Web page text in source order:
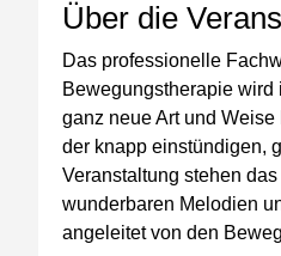
Über die
Das professionelle
Bewegungstherapie wird
ganz neue Art und
der knapp einstündigen,
Veranstaltung stehen
wunderbaren Melodien
angeleitet von den